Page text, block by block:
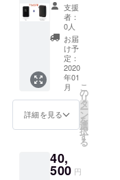
】
Tern 本
体 1台
＋専用
ケー
ス ※
送料込
26,800
円 +
1,900円
=
円の
7%OFF
支援
者：
0人
お届
け予
定：
2020
年01
月
詳細を見る
こ
の
リ
タ
ー
ン
を
選
択
す
る
40,
500 円